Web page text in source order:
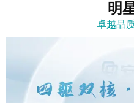
明
卓越品